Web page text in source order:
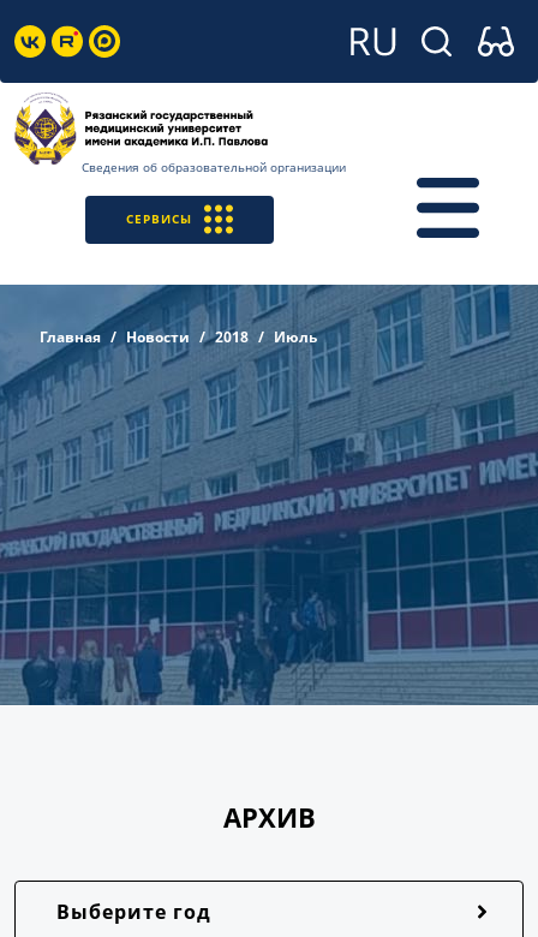
Сведения об образовательной организации
СЕРВИСЫ
Главная Новости 2018 Июль
АРХИВ
Выберите год